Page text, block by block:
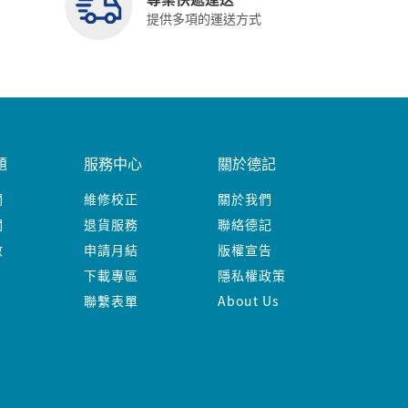
提供多項的運送方式
服務中心
維修校正
退貨服務
申請月結
下載專區
聯繫表單
關於德記
關於我們
聯絡德記
版權宣告
隱私權政策
About Us